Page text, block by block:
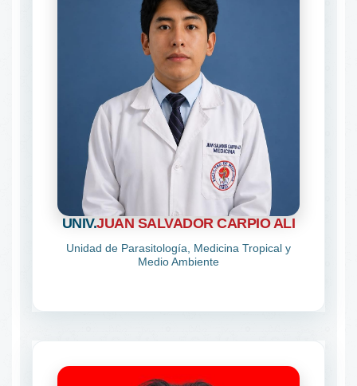
UNIV.JUAN SALVADOR CARPIO ALI
Unidad de Parasitología, Medicina Tropical y
Medio Ambiente